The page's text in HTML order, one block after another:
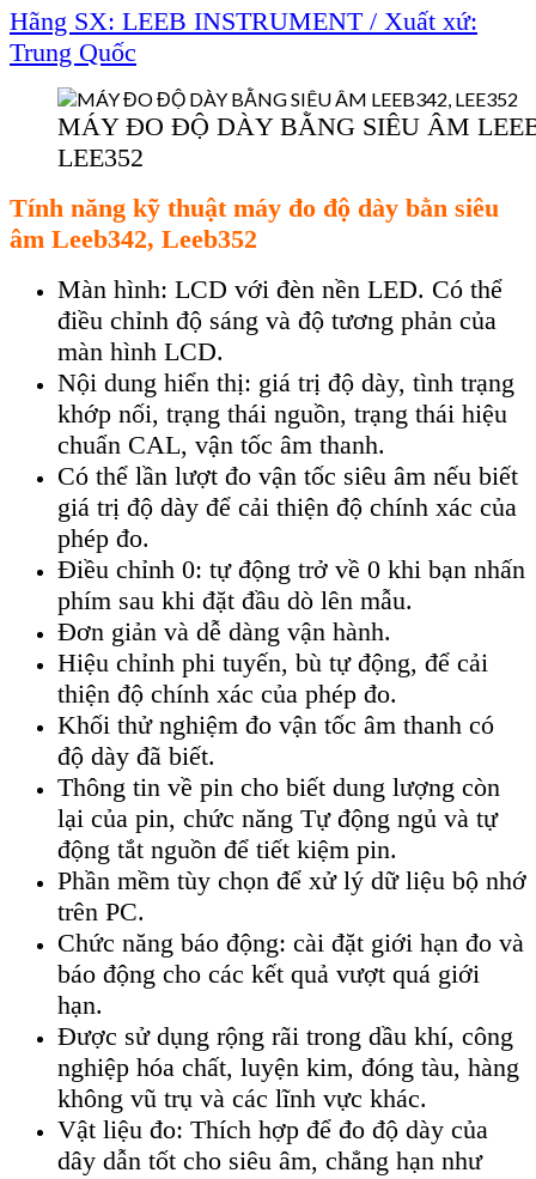
Hãng SX: LEEB INSTRUMENT / Xuất xứ:
Trung Quốc
MÁY ĐO ĐỘ DÀY BẰNG SIÊU ÂM
LEE352
Tính năng kỹ thuật máy đo độ dày bằn siêu
âm Leeb342, Leeb352
Màn hình: LCD với đèn nền LED. Có thể
điều chỉnh độ sáng và độ tương phản của
màn hình LCD.
Nội dung hiển thị: giá trị độ dày, tình trạng
khớp nối, trạng thái nguồn, trạng thái hiệu
chuẩn CAL, vận tốc âm thanh.
Có thể lần lượt đo vận tốc siêu âm nếu biết
giá trị độ dày để cải thiện độ chính xác của
phép đo.
Điều chỉnh 0: tự động trở về 0 khi bạn nhấn
phím sau khi đặt đầu dò lên mẫu.
Đơn giản và dễ dàng vận hành.
Hiệu chỉnh phi tuyến, bù tự động, để cải
thiện độ chính xác của phép đo.
Khối thử nghiệm đo vận tốc âm thanh có
độ dày đã biết.
Thông tin về pin cho biết dung lượng còn
lại của pin, chức năng Tự động ngủ và tự
động tắt nguồn để tiết kiệm pin.
Phần mềm tùy chọn để xử lý dữ liệu bộ nhớ
trên PC.
Chức năng báo động: cài đặt giới hạn đo và
báo động cho các kết quả vượt quá giới
hạn.
Được sử dụng rộng rãi trong dầu khí, công
nghiệp hóa chất, luyện kim, đóng tàu, hàng
không vũ trụ và các lĩnh vực khác.
Vật liệu đo: Thích hợp để đo độ dày của
dây dẫn tốt cho siêu âm, chẳng hạn như